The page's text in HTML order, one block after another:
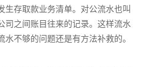
生存取款业务清单。对公流水也叫
司之间账目往来的记录。这样流水
不够的问题还是有方法补救的。